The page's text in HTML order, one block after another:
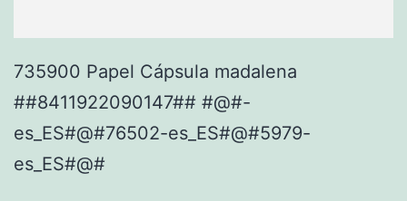
735900 Papel Cápsula madalena
##8411922090147## #@#-
es_ES#@#76502-es_ES#@#5979-
es_ES#@#